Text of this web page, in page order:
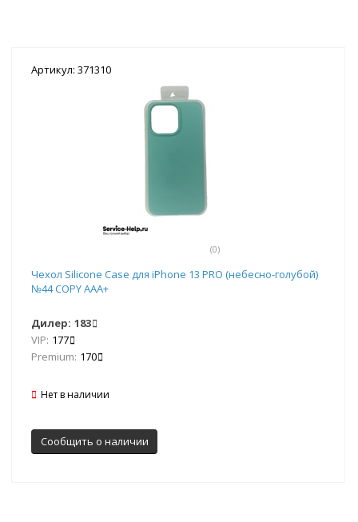
Артикул: 371310
(0)
Чехол Silicone Case для iPhone 13 PRO (небесно-голубой)
№44 COPY AAA+
Дилер: 183
VIP: 177
Premium: 170
Нет в наличии
Сообщить о наличии